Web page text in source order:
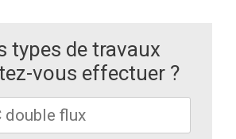
types de travaux
vous effectuer ?